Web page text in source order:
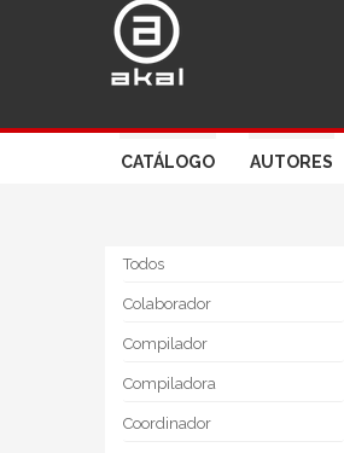
CATÁLOGO AUTORES
Todos
Colaborador
Compilador
Compiladora
Coordinador